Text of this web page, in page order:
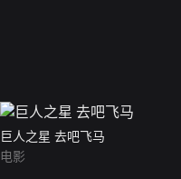
巨人之星 去吧飞马
电影